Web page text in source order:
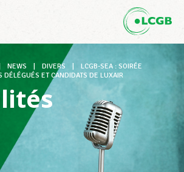
DE
syndicales
NEWS DIVERS
LCGB-SEA : SOIRÉE
DÉLÉGUÉS ET CANDIDATS DE LUXAIR